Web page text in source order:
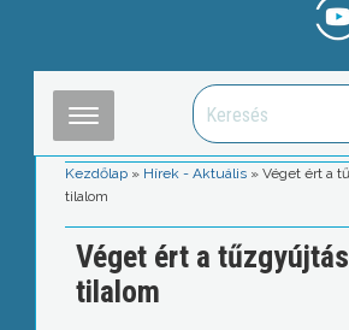
Kezdőlap » Hírek - Aktuális »Véget ért a
tilalom
Véget ért a
tilalom